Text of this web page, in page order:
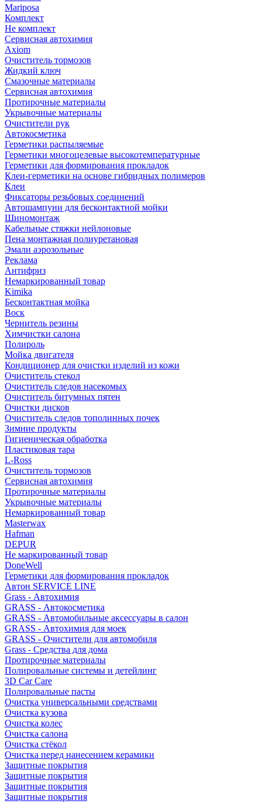
Mariposa
Комплект
Не комплект
Сервисная автохимия
Axiom
Очиститель тормозов
Жидкий ключ
Смазочные материалы
Сервисная автохимия
Протирочные материалы
Укрывочные материалы
Очистители рук
Автокосметика
Герметики распыляемые
Герметики многоцелевые высокотемпературные
Герметики для формирования прокладок
Клеи-герметики на основе гибридных полимеров
Клеи
Фиксаторы резьбовых соединений
Автошампуни для бесконтактной мойки
Шиномонтаж
Кабельные стяжки нейлоновые
Пена монтажная полиуретановая
Эмали аэрозольные
Реклама
Антифриз
Немаркированный товар
Kimika
Бесконтактная мойка
Воск
Чернитель резины
Химчистки салона
Полироль
Мойка двигателя
Кондиционер для очистки изделий из кожи
Очиститель стекол
Очиститель следов насекомых
Очиститель битумных пятен
Очистки дисков
Очиститель следов тополинных почек
Зимние продукты
Гигиеническая обработка
Пластиковая тара
L-Ross
Очиститель тормозов
Сервисная автохимия
Протирочные материалы
Укрывочные материалы
Немаркированный товар
Masterwax
Hafman
DEPUR
Не маркированный товар
DoneWell
Герметики для формирования прокладок
Автон SERVICE LINE
Grass - Автохимия
GRASS - Автокосметика
GRASS - Автомобильные аксессуары в салон
GRASS - Автохимия для моек
GRASS - Очистители для автомобиля
Grass - Средства для дома
Протирочные материалы
Полировальные системы и детейлинг
3D Car Care
Полировальные пасты
Очистка универсальными средствами
Очистка кузова
Очистка колес
Очистка салона
Очистка стёкол
Очистка перед нанесением керамики
Защитные покрытия
Защитные покрытия
Защитные покрытия
Защитные покрытия